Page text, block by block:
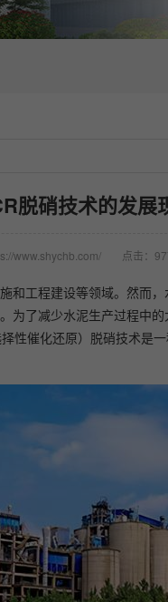
脱硝技术的发展
www.shychb.com/ 点击：
和工程建设等领域。然而
为了减少水泥生产过程中
性催化还原）脱硝技术是